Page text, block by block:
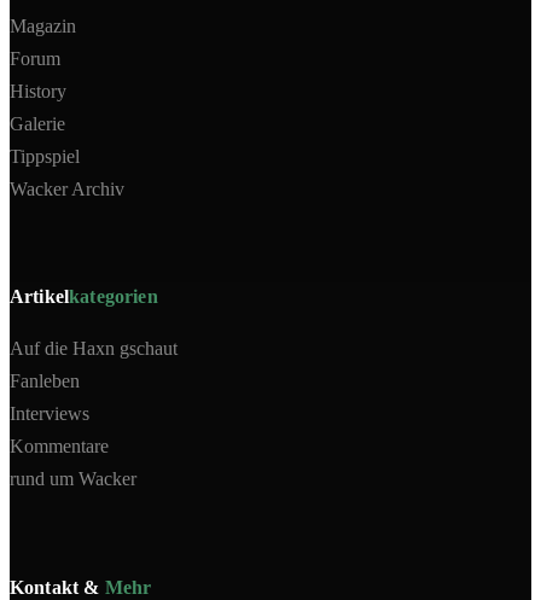
Magazin
Forum
History
Galerie
Tippspiel
Wacker Archiv
Artikelkategorien
Auf die Haxn gschaut
Fanleben
Interviews
Kommentare
rund um Wacker
Kontakt & Mehr